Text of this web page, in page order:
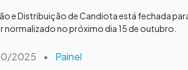
e Distribuição de Candiota está fechada
normalizado no próximo dia 15 de outubro.
2025 • Painel